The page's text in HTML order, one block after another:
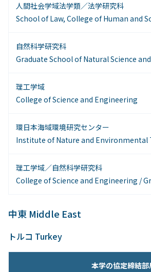
人間社会学域法学類／法学研究科
School of Law, College of Human and
自然科学研究科
Graduate School of Natural Science
理工学域
College of Science and Engineering
環日本海域環境研究センター
Institute of Nature and Environmental
理工学域／自然科学研究科
College of Science and Engineering /
中東 Middle East
トルコ Turkey
本学の協定締結